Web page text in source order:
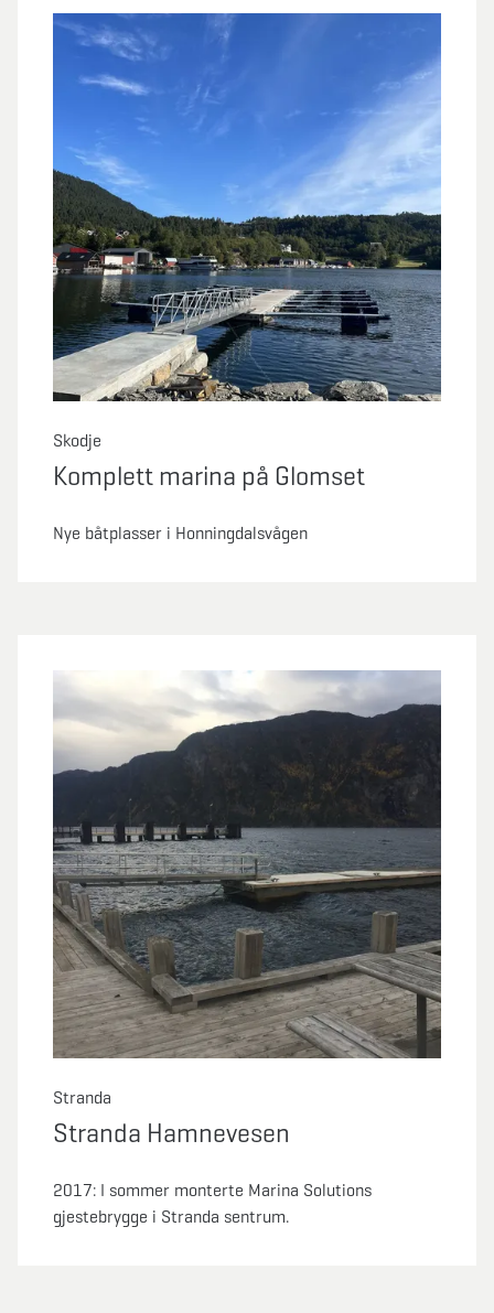
Skodje
Komplett marina på Glomset
Nye båtplasser i Honningdalsvågen
Stranda
Stranda Hamnevesen
2017: I sommer monterte Marina Solutions
gjestebrygge i Stranda sentrum.